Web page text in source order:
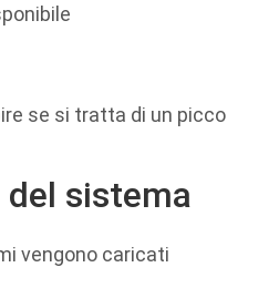
se si tratta di un picco
del sistema
vengono caricati